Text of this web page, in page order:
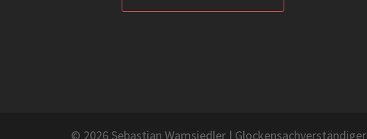
© 2026 Sebastian Wamsiedler | Glockensachverständiger